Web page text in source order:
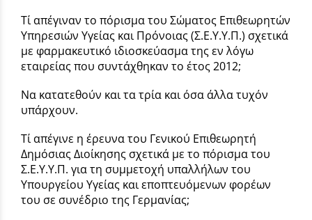
Τί απέγιναν το πόρισμα του Σώματος Επιθεωρητών
Υπηρεσιών Υγείας και Πρόνοιας (Σ.Ε.Υ.Υ.Π.) σχετικά
με φαρμακευτικό ιδιοσκεύασμα της εν λόγω
εταιρείας που συντάχθηκαν το έτος 2012;
Να κατατεθούν και τα τρία και όσα άλλα τυχόν
υπάρχουν.
Τί απέγινε η έρευνα του Γενικού Επιθεωρητή
Δημόσιας Διοίκησης σχετικά με το πόρισμα του
Σ.Ε.Υ.Υ.Π. για τη συμμετοχή υπαλλήλων του
Υπουργείου Υγείας και εποπτευόμενων φορέων
του σε συνέδριο της Γερμανίας;